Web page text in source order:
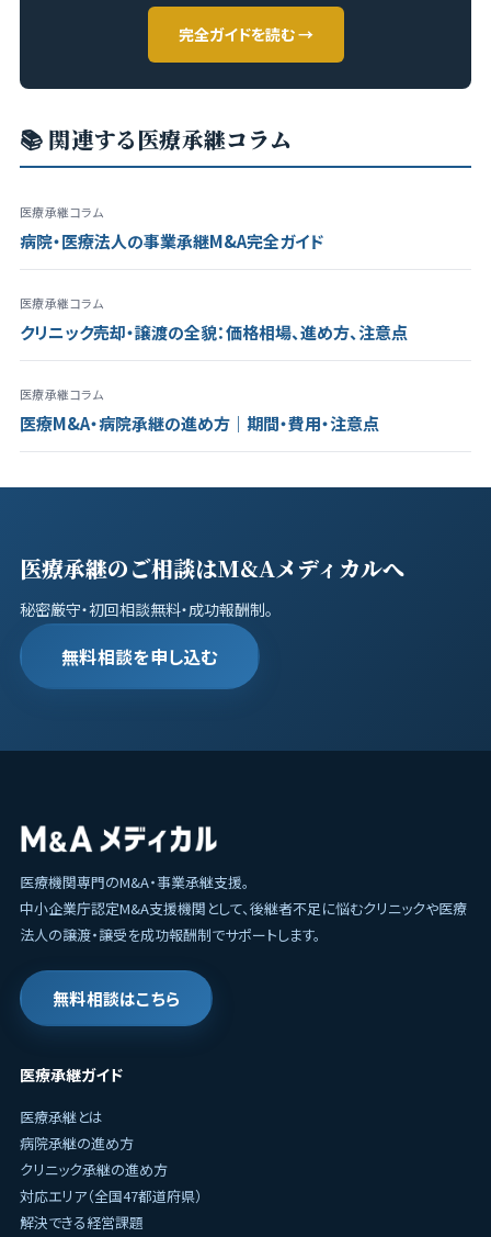
完全ガイドを読む →
📚 関連する医療承継コラム
医療承継コラム
病院・医療法人の事業承継M&A完全ガイド
医療承継コラム
クリニック売却・譲渡の全貌：価格相場、進め方、注意点
医療承継コラム
医療M&A・病院承継の進め方｜期間・費用・注意点
医療承継のご相談はM&Aメディカルへ
秘密厳守・初回相談無料・成功報酬制。
無料相談を申し込む
医療機関専門のM&A・事業承継支援。
中小企業庁認定M&A支援機関として、後継者不足に悩むクリニックや医療
法人の譲渡・譲受を成功報酬制でサポートします。
無料相談はこちら
医療承継ガイド
医療承継とは
病院承継の進め方
クリニック承継の進め方
対応エリア（全国47都道府県）
解決できる経営課題